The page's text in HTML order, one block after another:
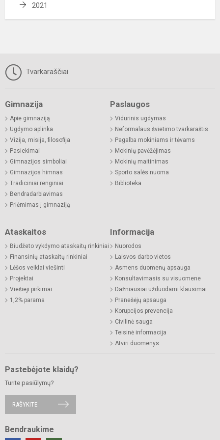
2021
Tvarkaraščiai
Gimnazija
Apie gimnaziją
Ugdymo aplinka
Vizija, misija, filosofija
Pasiekimai
Gimnazijos simboliai
Gimnazijos himnas
Tradiciniai renginiai
Bendradarbiavimas
Priėmimas į gimnaziją
Paslaugos
Vidurinis ugdymas
Neformalaus švietimo tvarkaraštis
Pagalba mokiniams ir tėvams
Mokinių pavėžėjimas
Mokinių maitinimas
Sporto salės nuoma
Biblioteka
Ataskaitos
Biudžeto vykdymo ataskaitų rinkiniai
Finansinių ataskaitų rinkiniai
Lėšos veiklai viešinti
Projektai
Viešieji pirkimai
1,2% parama
Informacija
Nuorodos
Laisvos darbo vietos
Asmens duomenų apsauga
Konsultavimasis su visuomene
Dažniausiai užduodami klausimai
Pranešėjų apsauga
Korupcijos prevencija
Civilinė sauga
Teisinė informacija
Atviri duomenys
Pastebėjote klaidų?
Turite pasiūlymų?
RAŠYKITE
Bendraukime